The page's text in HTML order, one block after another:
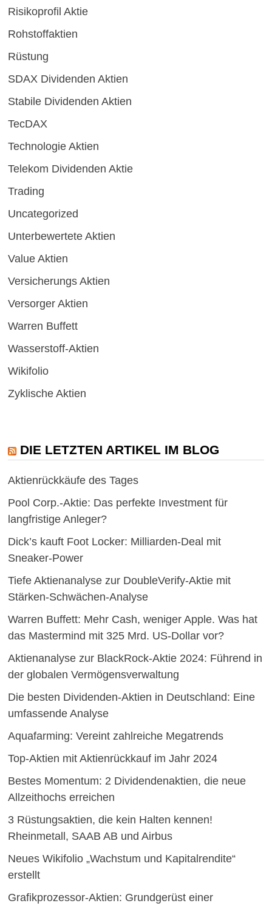
Risikoprofil Aktie
Rohstoffaktien
Rüstung
SDAX Dividenden Aktien
Stabile Dividenden Aktien
TecDAX
Technologie Aktien
Telekom Dividenden Aktie
Trading
Uncategorized
Unterbewertete Aktien
Value Aktien
Versicherungs Aktien
Versorger Aktien
Warren Buffett
Wasserstoff-Aktien
Wikifolio
Zyklische Aktien
DIE LETZTEN ARTIKEL IM BLOG
Aktienrückkäufe des Tages
Pool Corp.-Aktie: Das perfekte Investment für
langfristige Anleger?
Dick’s kauft Foot Locker: Milliarden-Deal mit
Sneaker-Power
Tiefe Aktienanalyse zur DoubleVerify-Aktie mit
Stärken-Schwächen-Analyse
Warren Buffett: Mehr Cash, weniger Apple. Was hat
das Mastermind mit 325 Mrd. US-Dollar vor?
Aktienanalyse zur BlackRock-Aktie 2024: Führend in
der globalen Vermögensverwaltung
Die besten Dividenden-Aktien in Deutschland: Eine
umfassende Analyse
Aquafarming: Vereint zahlreiche Megatrends
Top-Aktien mit Aktienrückkauf im Jahr 2024
Bestes Momentum: 2 Dividendenaktien, die neue
Allzeithochs erreichen
3 Rüstungsaktien, die kein Halten kennen!
Rheinmetall, SAAB AB und Airbus
Neues Wikifolio „Wachstum und Kapitalrendite“
erstellt
Grafikprozessor-Aktien: Grundgerüst einer